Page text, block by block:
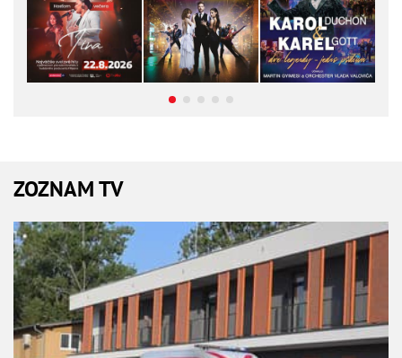
ZOZNAM TV